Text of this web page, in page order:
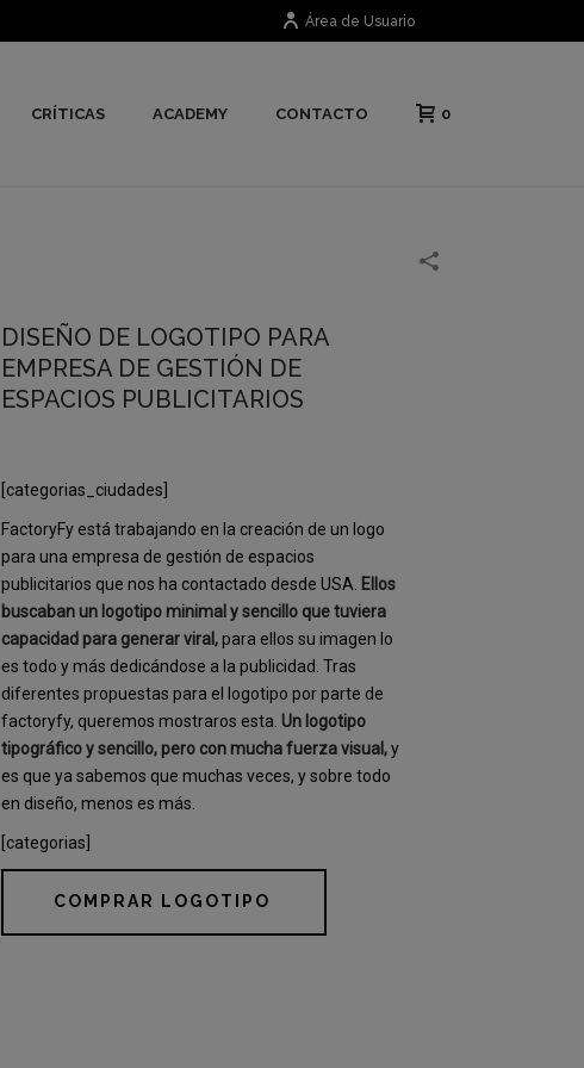
Área de Usuario
CRÍTICAS ACADEMY CONTACTO 0
DISEÑO DE LOGOTIPO PARA
EMPRESA DE GESTIÓN DE
ESPACIOS PUBLICITARIOS
[categorias_ciudades]
FactoryFy está trabajando en la creación de un logo
para una empresa de gestión de espacios
publicitarios que nos ha contactado desde USA. Ellos
buscaban un logotipo minimal y sencillo que tuviera
capacidad para generar viral,para ellos su imagen lo
es todo y más dedicándose a la publicidad. Tras
diferentes propuestas para el logotipo por parte de
factoryfy, queremos mostraros esta. Un logotipo
tipográfico y sencillo, pero con mucha fuerza visual,y
es que ya sabemos que muchas veces, y sobre todo
en diseño, menos es más.
[categorias]
COMPRAR LOGOTIPO